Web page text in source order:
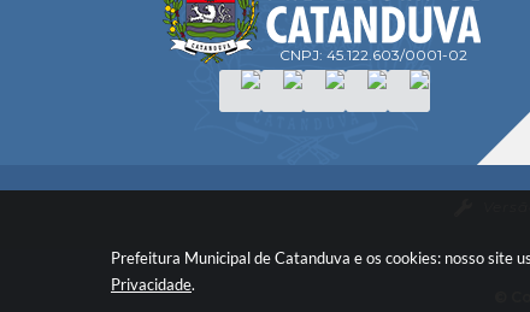
Prefeitura Municipal de Catanduva e os cookies: nosso site
Privacidade.
CNPJ: 45.122.603/0001-02